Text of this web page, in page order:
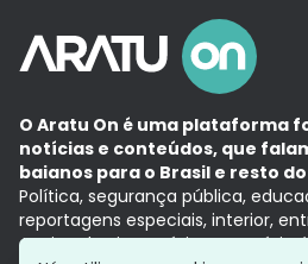
O Aratu On é uma plataforma
notícias e conteúdos, que
baianos para o Brasil e resto
Política, segurança pública,
reportagens especiais, interior,
Aqui, tudo vira notícia e a notícia